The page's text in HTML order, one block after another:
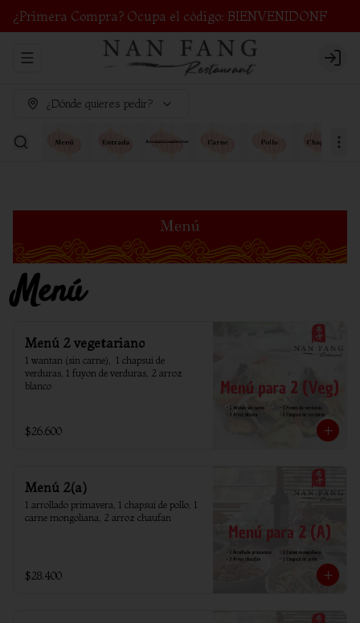
¿Primera Compra? Ocupa el código: BIENVENIDONF
Abrir menu de navegación Login
¿Dónde quieres pedir?
Menú
Menú 2 vegetariano
1 wantan (sin carne),  1 chapsui de
verduras, 1 fuyon de verduras, 2 arroz
blanco
$26.600
Menú 2(a)
1 arrollado primavera, 1 chapsui de pollo, 1
carne mongoliana, 2 arroz chaufan
$28.400